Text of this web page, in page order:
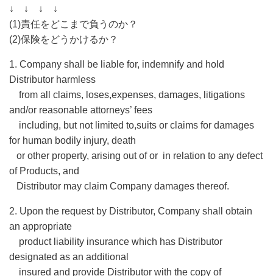
↓ ↓ ↓ ↓
(1)責任をどこまで負うのか？
(2)保険をどうかけるか？
1. Company shall be liable for, indemnify and hold
Distributor harmless
from all claims, loses,expenses, damages, litigations
and/or reasonable attorneys’ fees
including, but not limited to,suits or claims for damages
for human bodily injury, death
or other property, arising out of or in relation to any defect
of Products, and
Distributor may claim Company damages thereof.
2. Upon the request by Distributor, Company shall obtain
an appropriate
product liability insurance which has Distributor
designated as an additional
insured and provide Distributor with the copy of